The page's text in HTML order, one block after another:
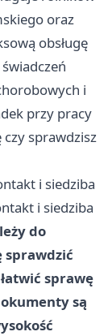
oraz
obsługę
i
przy pracy
sprawdzisz
i siedziba
i siedziba
do
sprawdzić
sprawę
są